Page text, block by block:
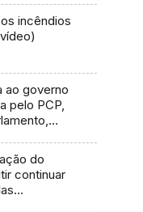
incêndios
ao governo
pelo PCP,
do
continuar